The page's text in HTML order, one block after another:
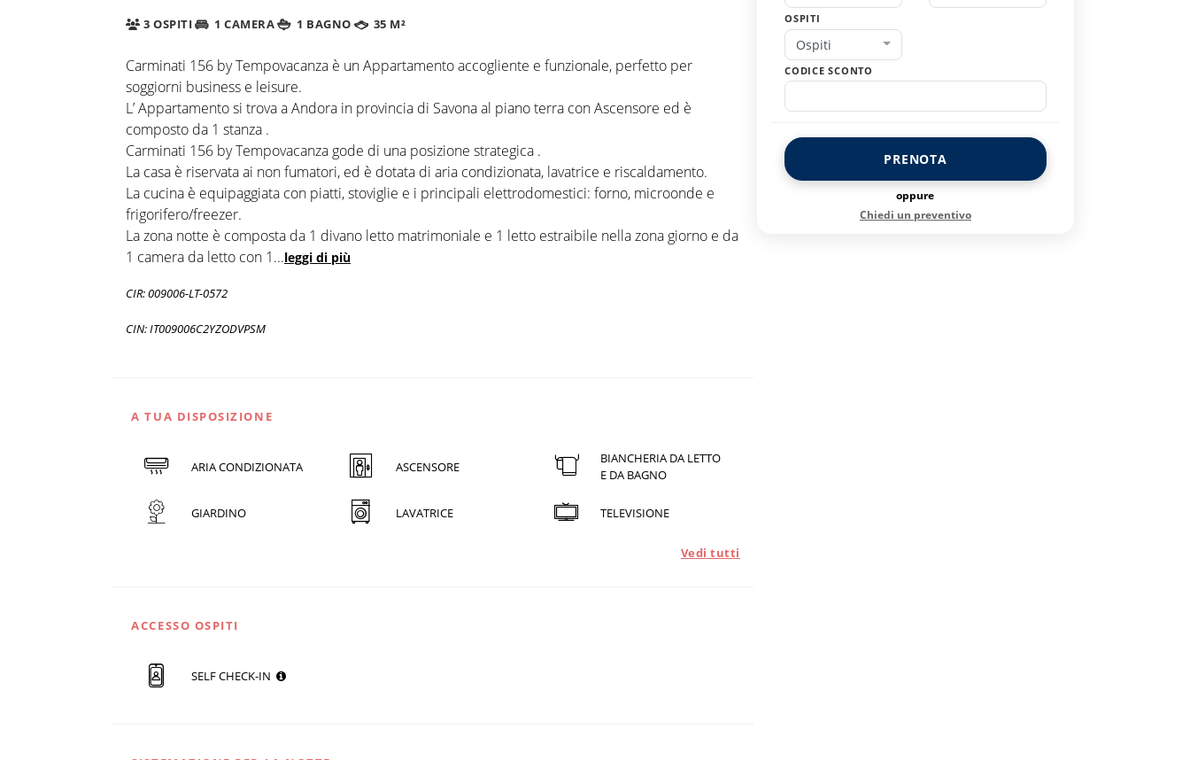
3 OSPITI 1 CAMERA 1 BAGNO 35 M²
Carminati 156 by Tempovacanza è un Appartamento accogliente e funzionale, perfetto per
soggiorni business e leisure.
L’ Appartamento si trova a Andora in provincia di Savona al piano terra con Ascensore ed è
composto da 1 stanza .
Carminati 156 by Tempovacanza gode di una posizione strategica .
La casa è riservata ai non fumatori, ed è dotata di aria condizionata, lavatrice e riscaldamento.
La cucina è equipaggiata con piatti, stoviglie e i principali elettrodomestici: forno, microonde e
frigorifero/freezer.
La zona notte è composta da 1 divano letto matrimoniale e 1 letto estraibile nella zona giorno e da
1 camera da letto con 1...leggi di più
CIR: 009006-LT-0572
CIN: IT009006C2YZODVPSM
A TUA DISPOSIZIONE
ARIA CONDIZIONATA ASCENSORE
BIANCHERIA DA LETTO
E DA BAGNO
GIARDINO LAVATRICE TELEVISIONE
Vedi tutti
ACCESSO OSPITI
SELF CHECK-IN
OSPITI
Ospiti
CODICE SCONTO
PRENOTA
oppure
Chiedi un preventivo